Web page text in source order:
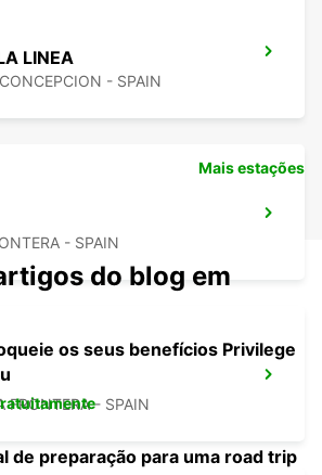
LINEA
- SPAIN
- SPAIN
FRONTERA - SPAIN
Mais estações
do blog em
os seus benefícios Privilege
de preparação para uma road trip